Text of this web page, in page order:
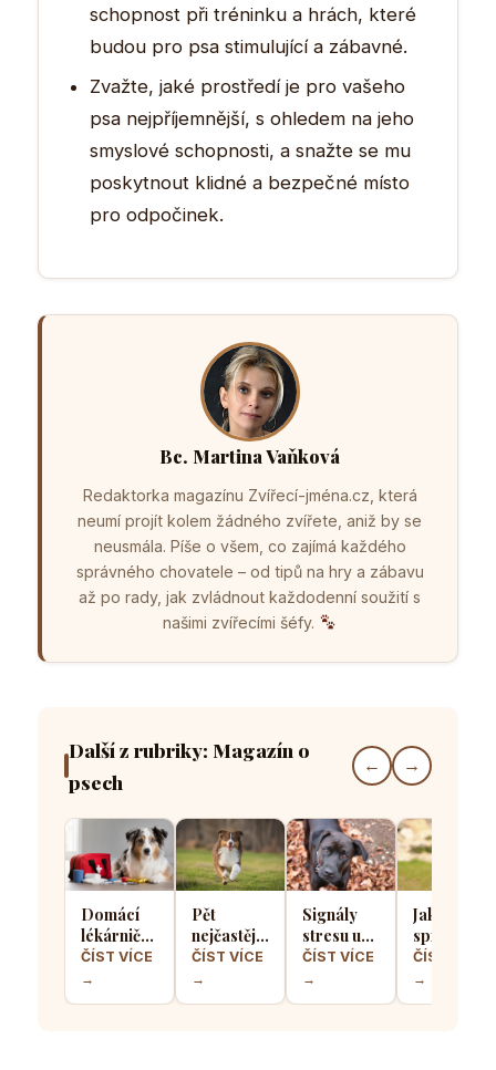
schopnost při tréninku a hrách, které
budou pro psa stimulující a zábavné.
Zvažte, jaké prostředí je pro vašeho
psa nejpříjemnější, s ohledem na jeho
smyslové schopnosti, a snažte se mu
poskytnout klidné a bezpečné místo
pro odpočinek.
Bc. Martina Vaňková
Redaktorka magazínu Zvířecí-jména.cz, která
neumí projít kolem žádného zvířete, aniž by se
neusmála. Píše o všem, co zajímá každého
správného chovatele – od tipů na hry a zábavu
až po rady, jak zvládnout každodenní soužití s
našimi zvířecími šéfy.
Další z rubriky: Magazín o
psech
← →
Domácí
lékárnička
pro psa
aneb Co
musíte mít
ČÍST VÍCE
→
Pět
nejčastějších
chyb při
výcviku
přivolání
ČÍST VÍCE
→
Signály
stresu u
psů: Jak
poznat, že
se váš
ČÍST VÍCE
→
Jak
správně
štěně, aby
z něj
ČÍST VÍCE
→